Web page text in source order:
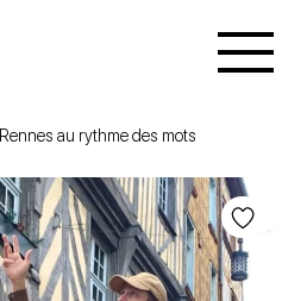
Rennes au rythme des mots